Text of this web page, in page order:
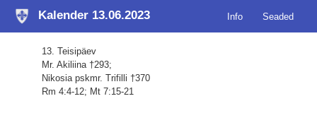
Kalender 13.06.2023 Info Seaded
13. Teisipäev
Mr. Akiliina †293;
Nikosia pskmr. Trifilli †370
Rm 4:4-12; Mt 7:15-21